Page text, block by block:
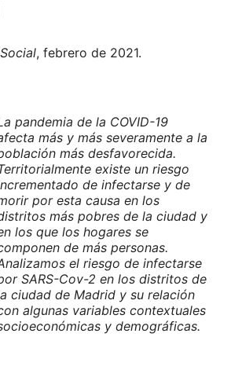
, febrero de 2021.
pandemia de la COVID-19
más y más severamente a la
más desfavorecida.
existe un riesgo
de infectarse y de
por esta causa en los
más pobres de la ciudad y
los que los hogares se
de más personas.
el riesgo de infectarse
SARS-Cov-2 en los distritos de
ciudad de Madrid y su relación
algunas variables contextuales
y demográficas.